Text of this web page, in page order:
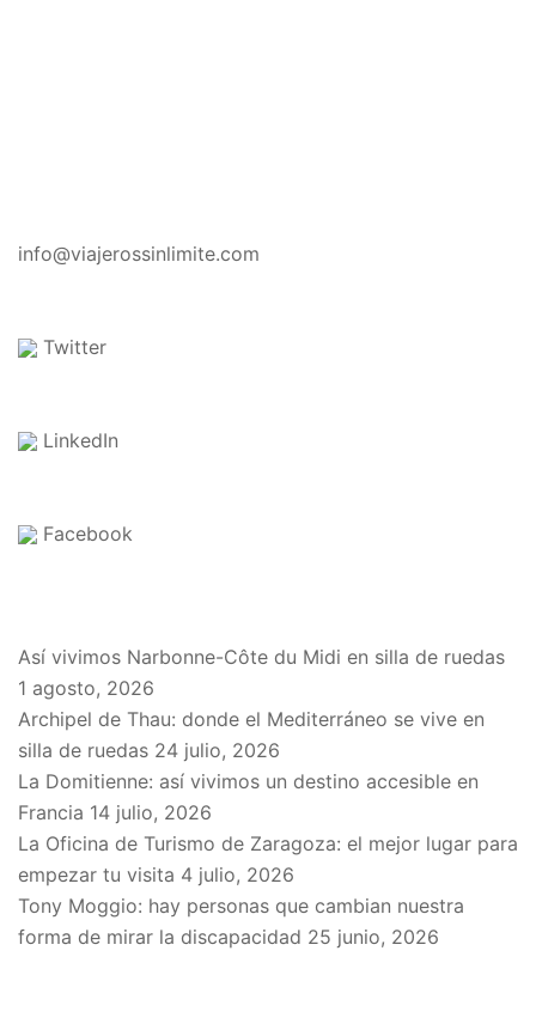
info@viajerossinlimite.com
Twitter
LinkedIn
Facebook
Así vivimos Narbonne-Côte du Midi en silla de ruedas
1 agosto, 2026
Archipel de Thau: donde el Mediterráneo se vive en
silla de ruedas 24 julio, 2026
La Domitienne: así vivimos un destino accesible en
Francia 14 julio, 2026
La Oficina de Turismo de Zaragoza: el mejor lugar para
empezar tu visita 4 julio, 2026
Tony Moggio: hay personas que cambian nuestra
forma de mirar la discapacidad 25 junio, 2026